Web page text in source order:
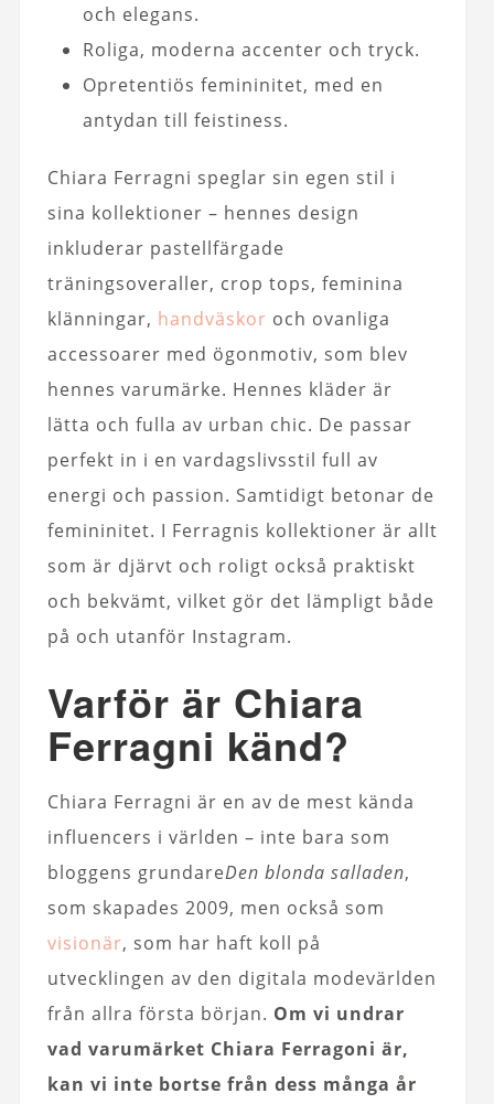
och elegans.
Roliga, moderna accenter och tryck.
Opretentiös femininitet, med en
antydan till feistiness.
Chiara Ferragni speglar sin egen stil i
sina kollektioner – hennes design
inkluderar pastellfärgade
träningsoveraller, crop tops, feminina
klänningar, handväskor och ovanliga
accessoarer med ögonmotiv, som blev
hennes varumärke. Hennes kläder är
lätta och fulla av urban chic. De passar
perfekt in i en vardagslivsstil full av
energi och passion. Samtidigt betonar de
femininitet. I Ferragnis kollektioner är allt
som är djärvt och roligt också praktiskt
och bekvämt, vilket gör det lämpligt både
på och utanför Instagram.
Varför är Chiara
Ferragni känd?
Chiara Ferragni är en av de mest kända
influencers i världen – inte bara som
bloggens grundareDen blonda salladen,
som skapades 2009, men också som
visionär, som har haft koll på
utvecklingen av den digitala modevärlden
från allra första början. Om vi ​​undrar
vad varumärket Chiara Ferragoni är,
kan vi inte bortse från dess många år